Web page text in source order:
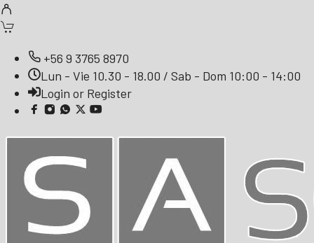
+56 9 3765 8970
Lun - Vie 10.30 - 18.00 / Sab - Dom 10:00 - 14:00
Login or Register